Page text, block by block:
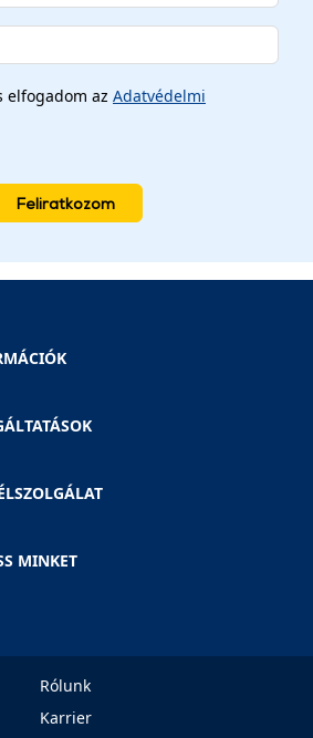
elfogadom az Adatvédelmi
Feliratkozom
MINKET
Rólunk
Karrier